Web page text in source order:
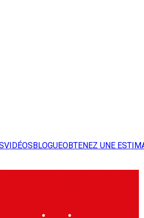
VIDÉOSBLOGUEOBTENEZ UNE